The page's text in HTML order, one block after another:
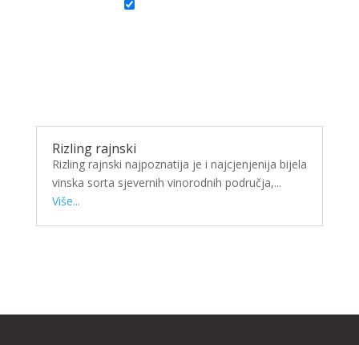
Rizling rajnski
Rizling rajnski najpoznatija je i najcjenjenija bijela
vinska sorta sjevernih vinorodnih područja,...
Više...